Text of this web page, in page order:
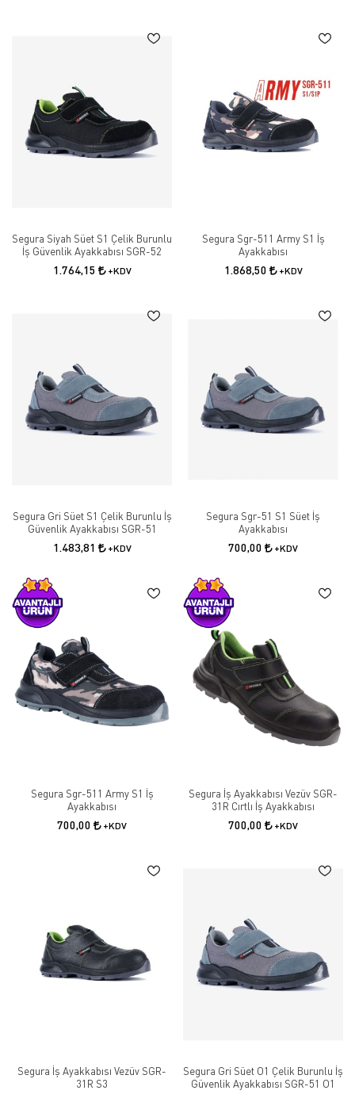
Segura Siyah Süet S1 Çelik Burunlu
İş Güvenlik Ayakkabısı SGR-52
1.764,15 +KDV
Segura Sgr-511 Army S1 İş
Ayakkabısı
1.868,50 +KDV
Segura Gri Süet S1 Çelik Burunlu İş
Güvenlik Ayakkabısı SGR-51
1.483,81 +KDV
Segura Sgr-51 S1 Süet İş
Ayakkabısı
700,00 +KDV
Segura Sgr-511 Army S1 İş
Ayakkabısı
700,00 +KDV
Segura İş Ayakkabısı Vezüv SGR-
31R Cırtlı İş Ayakkabısı
700,00 +KDV
Segura İş Ayakkabısı Vezüv SGR-
31R S3
Segura Gri Süet O1 Çelik Burunlu İş
Güvenlik Ayakkabısı SGR-51 O1